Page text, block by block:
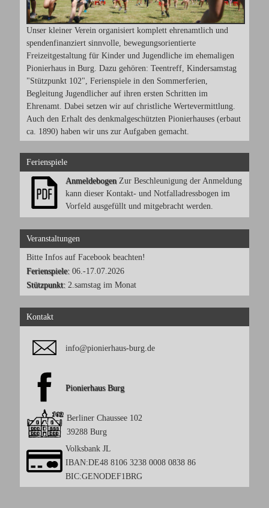
Unser kleiner Verein organisiert komplett ehrenamtlich und
spendenfinanziert sinnvolle, bewegungsorientierte
Freizeitgestaltung für Kinder und Jugendliche im ehemaligen
Pionierhaus in Burg. Dazu gehören: Teentreff, Kindersamstag
"Stützpunkt 102", Ferienspiele in den Sommerferien,
Begleitung Jugendlicher auf ihren ersten Schritten im
Ehrenamt. Dabei setzen wir auf christliche Wertevermittlung.
Auch den Erhalt des denkmalgeschützten Pionierhauses (erbaut
ca. 1890) haben wir uns zur Aufgaben gemacht.
Ferienspiele
AnmeldebogenZur Beschleunigung der Anmeldung
kann dieser Kontakt- und Notfalladressbogen im
Vorfeld ausgefüllt und mitgebracht werden.
Veranstaltungen
Bitte Infos auf Facebook beachten!
Ferienspiele:06.-17.07.2026
Stützpunkt:2.samstag im Monat
Kontakt
info@pionierhaus-burg.de
Pionierhaus Burg
Berliner Chaussee 102
39288 Burg
Volksbank JL
IBAN:DE48 8106 3238 0008 0838 86
BIC:GENODEF1BRG